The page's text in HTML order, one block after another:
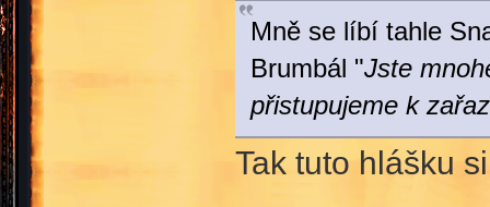
Mně se líbí tahle
Brumbál "Jste
přistupujeme k
Tak tuto hlášku